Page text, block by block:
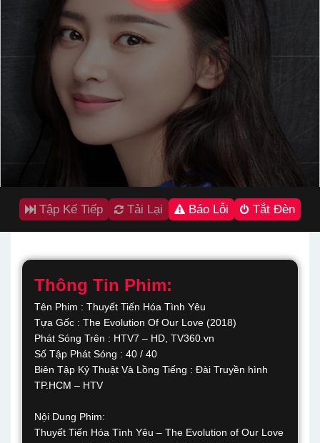
Tập Kế Tiếp Tải Lại Báo Lỗi Tắt Đèn
Thông Tin Phim:
Tên Phim : Thuyết Tiến Hóa Tình Yêu
Tựa Gốc : The Evolution Of Our Love (2018)
Phát Sóng Trên : HTV7 – HD, TV360.vn
Số Tập Phát Sóng : 40 / 40
Biên Tập Kỷ Thuật Và Lồng Tiếng : Đài Truyền hình
TP.HCM – HTV
Nội Dung Phim:
Thuyết Tiến Hóa Tình Yêu – The Evolution of Our Love